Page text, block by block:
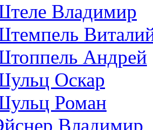
Владимир
Андрей
Оскар
Роман
Владимир